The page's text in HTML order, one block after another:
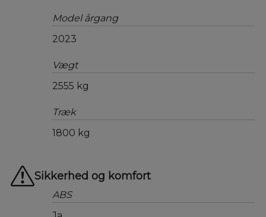
Model årgang
2023
Vægt
2555 kg
Træk
1800 kg
Sikkerhed og komfort
ABS